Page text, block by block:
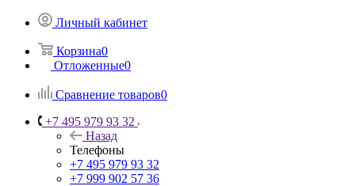
Личный кабинет
Корзина0
Отложенные0
Сравнение товаров0
+7 495 979 93 32
Назад
Телефоны
+7 495 979 93 32
+7 999 902 57 36